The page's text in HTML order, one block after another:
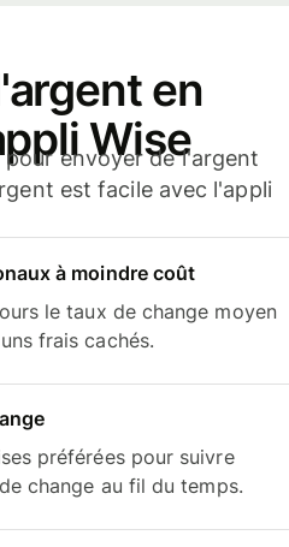
en
Wise
envoyer de l'argent
est facile avec l'appli
à moindre coût
le taux de change moyen
frais cachés.
préférées pour suivre
change au fil du temps.